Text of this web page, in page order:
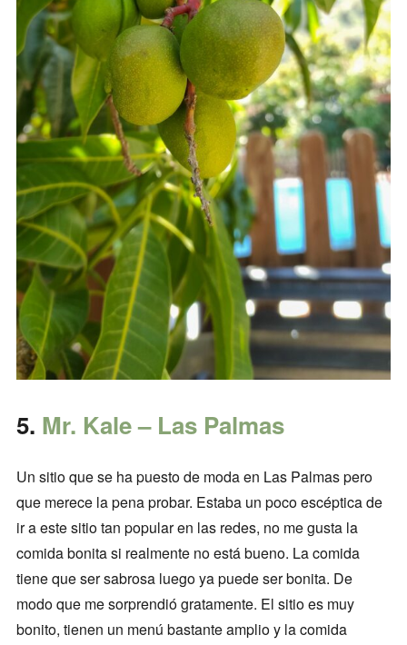
5. Mr. Kale – Las Palmas
Un sitio que se ha puesto de moda en Las Palmas pero
que merece la pena probar. Estaba un poco escéptica de
ir a este sitio tan popular en las redes, no me gusta la
comida bonita si realmente no está bueno. La comida
tiene que ser sabrosa luego ya puede ser bonita. De
modo que me sorprendió gratamente. El sitio es muy
bonito, tienen un menú bastante amplio y la comida